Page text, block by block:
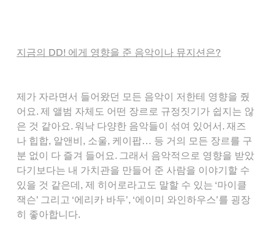
지금의 DD! 에게 영향을 준 음악이나 뮤지션은?
제가 자라면서 들어왔던 모든 음악이 저한테 영향을 줬
어요. 제 앨범 자체도 어떤 장르로 규정짓기가 쉽지는 않
은 것 같아요. 워낙 다양한 음악들이 섞여 있어서. 재즈
나 힙합, 알앤비, 소울, 케이팝… 등 거의 모든 장르를 구
분 없이 다 즐겨 들어요. 그래서 음악적으로 영향을 받았
다기보다는 내 가치관을 만들어 준 사람을 이야기할 수
있을 것 같은데, 제 히어로라고도 말할 수 있는 ‘마이클
잭슨’ 그리고 ‘에리카 바두’, ‘에이미 와인하우스’를 굉장
히 좋아합니다.